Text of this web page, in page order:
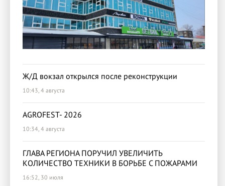
Ж/Д вокзал открылся после реконструкции
10:43, 4 августа
AGROFEST- 2026
10:34, 4 августа
ГЛАВА РЕГИОНА ПОРУЧИЛ УВЕЛИЧИТЬ
КОЛИЧЕСТВО ТЕХНИКИ В БОРЬБЕ С ПОЖАРАМИ
16:52, 30 июля